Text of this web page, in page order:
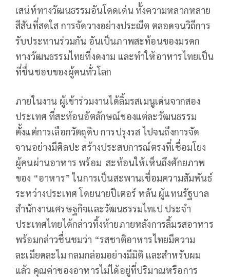
เสน่ห์ทางวัฒนธรรมอันโดดเด่น ทั้งความหลากหลาย
สีสันที่สดใส การจัดวางอย่างประณีต ตลอดจนวิถีการ
รับประทานร่วมกัน อันเป็นภาพสะท้อนของมรดก
ทางวัฒนธรรมไทยที่งดงาม และทำให้อาหารไทยเป็น
ที่ชื่นชอบของผู้คนทั่วโลก
ภายในงาน ผู้เข้าร่วมงานได้ลิ้มรสเมนูเด่นจากสอง
ประเทศ ที่สะท้อนอัตลักษณ์ของแต่ละวัฒนธรรม
ตั้งแต่การเลือกวัตถุดิบ การปรุงรส ไปจนถึงการจัด
จานอย่างมีศิลปะ สร้างประสบการณ์ตรงที่เชื่อมโยง
ผู้คนผ่านอาหาร พร้อม สะท้อนให้เห็นถึงศักยภาพ
ของ “อาหาร” ในการเป็นสะพานเชื่อมความสัมพันธ์
ระหว่างประเทศ โดยนายปีเตอร์ หลัน ผู้แทนรัฐบาล
สำนักงานเศรษฐกิจและวัฒนธรรมไทเป ประจำ
ประเทศไทยได้กล่าวทิ้งท้ายภายหลังการลิ้มรสอาหาร
พร้อมกล่าวชื่นชมว่า “รสชาติอาหารไทยมีความ
ละเมียดละไม กลมกล่อมอย่างมีมิติ และสำหรับผม
แล้ว คุณค่าของอาหารไม่ได้อยู่ที่ปริมาณหรือการ